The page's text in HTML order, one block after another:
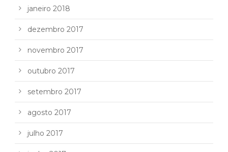
janeiro 2018
dezembro 2017
novembro 2017
outubro 2017
setembro 2017
agosto 2017
julho 2017